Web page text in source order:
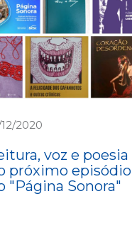
12/2020
voz e poesia
próximo episódio
"Página Sonora"